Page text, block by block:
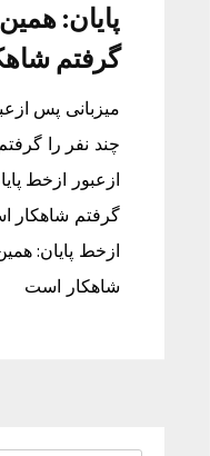
پایان:
گرفتم
میزبانی پس
چند نفر را
ازعبور ازخط
گرفتم شاهکار
ازخط پایان:
شاهکار است